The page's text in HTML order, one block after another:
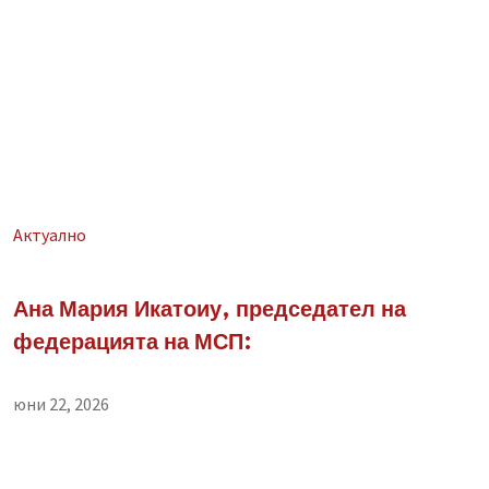
Aктуално
Ана Мария Икатоиу, председател на
федерацията на МСП:
юни 22, 2026